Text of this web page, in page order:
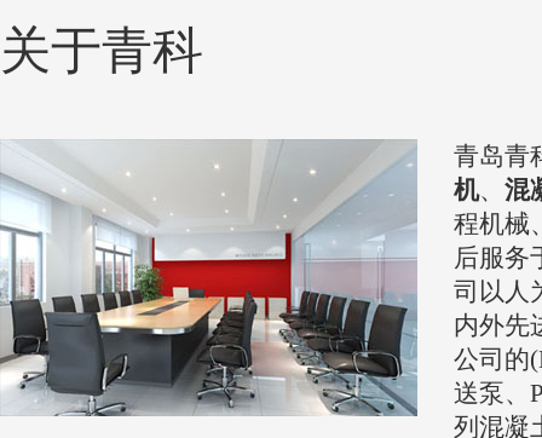
关于青科
青岛青
机、 混
程机械
后服务
司以人
内外先
公司的
送泵、
列混凝